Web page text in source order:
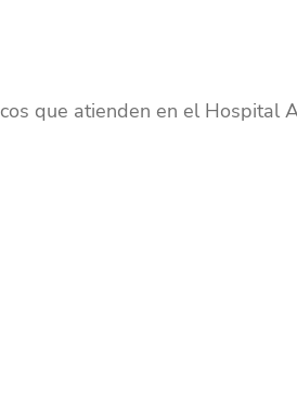
que atienden en el Hospital